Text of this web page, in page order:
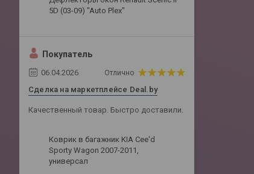
5D (03-09) "Auto Plex"
Покупатель
06.04.2026 Отлично
Сделка на маркетплейсе Deal.by
Качественный товар. Быстро доставили.
Коврик в багажник KIA Cee'd
Sporty Wagon 2007-2011,
универсал